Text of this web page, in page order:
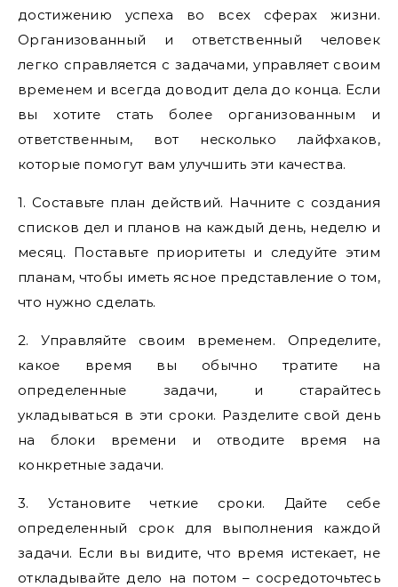
достижению успеха во всех сферах жизни.
Организованный и ответственный человек
легко справляется с задачами, управляет своим
временем и всегда доводит дела до конца. Если
вы хотите стать более организованным и
ответственным, вот несколько лайфхаков,
которые помогут вам улучшить эти качества.
1. Составьте план действий. Начните с создания
списков дел и планов на каждый день, неделю и
месяц. Поставьте приоритеты и следуйте этим
планам, чтобы иметь ясное представление о том,
что нужно сделать.
2. Управляйте своим временем. Определите,
какое время вы обычно тратите на
определенные задачи, и старайтесь
укладываться в эти сроки. Разделите свой день
на блоки времени и отводите время на
конкретные задачи.
3. Установите четкие сроки. Дайте себе
определенный срок для выполнения каждой
задачи. Если вы видите, что время истекает, не
откладывайте дело на потом – сосредоточьтесь